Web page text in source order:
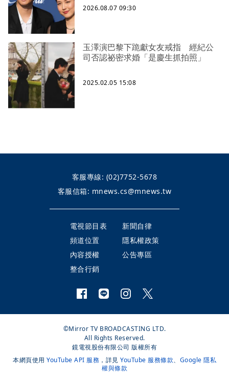
2026.08.07 09:30
玉澤演巴黎下跪獻女友戒指 經紀公
司否認祕密求婚「是慶生抓拍照」
2025.02.05 15:08
客服專線: (02)7752-5678
客服信箱: mnews.cs@mnews.tw
電視節目表
新聞自律
頻道位置
隱私權政策
內容授權
公告專區
整合行銷
©Mirror TV BROADCASTING LTD.
All Rights Reserved.
鏡電視股份有限公司 版權所有
本網頁使用 YouTube API 服務 ，詳見 YouTube 服務條款、 Google 隱私
權與條款